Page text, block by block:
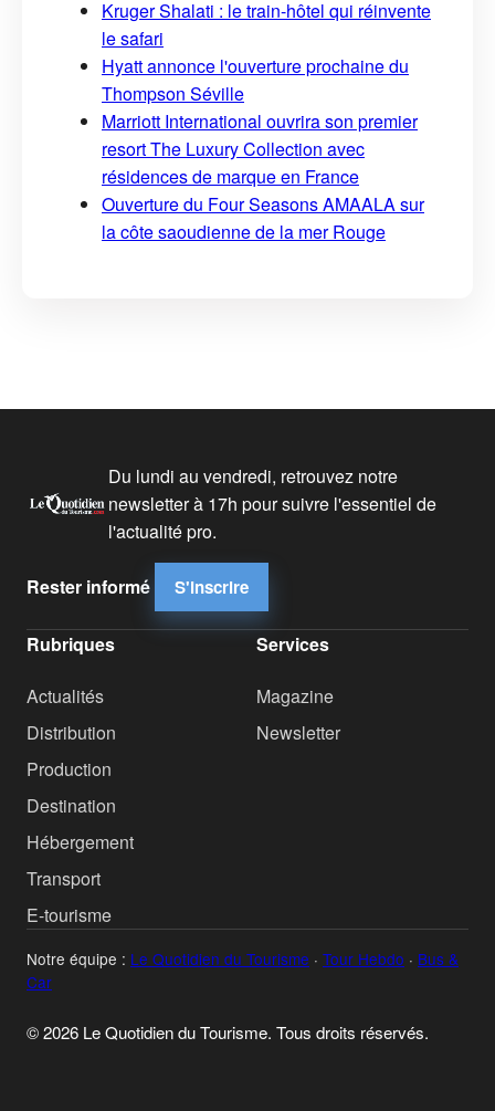
Kruger Shalati : le train-hôtel qui réinvente
le safari
Hyatt annonce l'ouverture prochaine du
Thompson Séville
Marriott International ouvrira son premier
resort The Luxury Collection avec
résidences de marque en France
Ouverture du Four Seasons AMAALA sur
la côte saoudienne de la mer Rouge
Du lundi au vendredi, retrouvez notre
newsletter à 17h pour suivre l'essentiel de
l'actualité pro.
Rester informé S'inscrire
Rubriques
Actualités
Distribution
Production
Destination
Hébergement
Transport
E-tourisme
Services
Magazine
Newsletter
Notre équipe : Le Quotidien du Tourisme · Tour Hebdo · Bus &
Car
© 2026 Le Quotidien du Tourisme. Tous droits réservés.